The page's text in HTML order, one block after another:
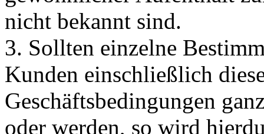
nicht bekannt sind.
3. Sollten einzelne
Kunden einschließlich
Geschäftsbedingungen
oder werden, so wird